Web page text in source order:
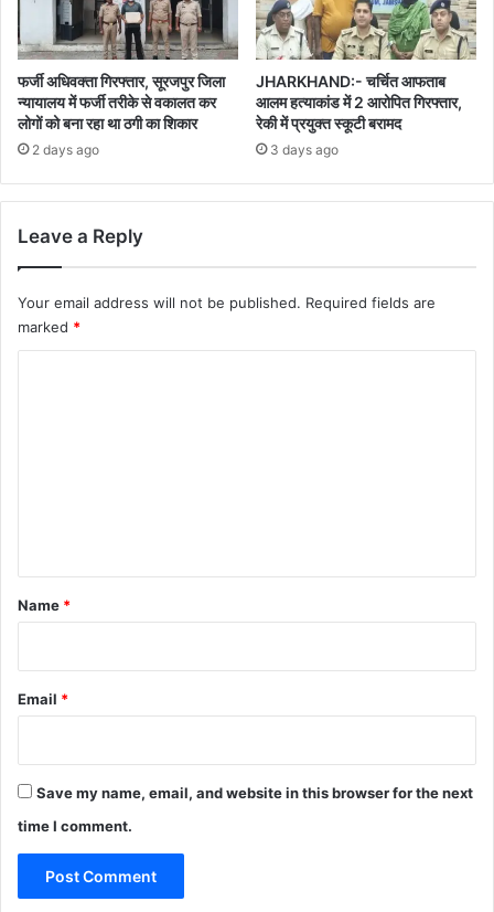
फर्जी अधिवक्ता गिरफ्तार, सूरजपुर जिला
न्यायालय में फर्जी तरीके से वकालत कर
लोगों को बना रहा था ठगी का शिकार
2 days ago
JHARKHAND:- चर्चित आफताब
आलम हत्याकांड में 2 आरोपित गिरफ्तार,
रेकी में प्रयुक्त स्कूटी बरामद
3 days ago
Leave a Reply
Your email address will not be published. Required fields are
marked *
*
Name *
Email *
Save my name, email, and website in this browser for the next
time I comment.